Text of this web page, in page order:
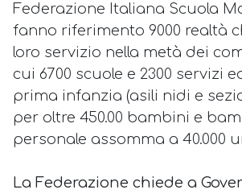
Federazione Italiana Scuola
fanno riferimento 9000 realtà
loro servizio nella metà dei
cui 6700 scuole e 2300 servizi
prima infanzia (asili nidi e
per oltre 450.00 bambini e
personale assomma a 40.000
La Federazione chiede a